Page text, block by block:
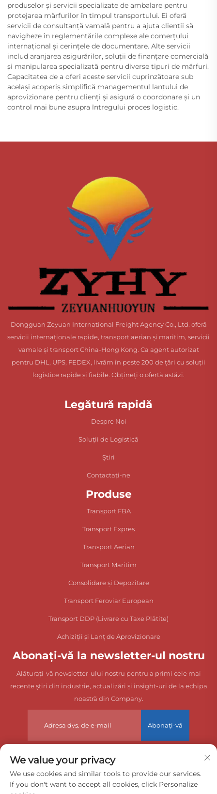
produselor și servicii specializate de ambalare pentru
protejarea mărfurilor în timpul transportului. Ei oferă
servicii de consultanță vamală pentru a ajuta clienții să
navigheze în reglementările complexe ale comerțului
internațional și cerințele de documentare. Alte servicii
includ aranjarea asigurărilor, soluții de finanțare comercială
și manipularea specializată pentru diverse tipuri de mărfuri.
Capacitatea de a oferi aceste servicii cuprinzătoare sub
același acoperiș simplifică managementul lanțului de
aprovizionare pentru clienți și asigură o coordonare și un
control mai bune asupra întregului proces logistic.
Dongguan Zeyuan International Freight Agency Co., Ltd. oferă
servicii internaționale rapide, transport aerian și maritim, servicii
vamale și transport China-Hong Kong. Ca agent autorizat
pentru DHL, UPS, FEDEX, livrăm în peste 200 de țări cu soluții
logistice rapide și fiabile. Obțineți o ofertă astăzi.
Legătură rapidă
Despre Noi
Soluții de Logistică
Știri
Contactați-ne
Produse
Transport FBA
Transport Expres
Transport Aerian
Transport Maritim
Consolidare și Depozitare
Transport Feroviar European
Transport DDP (Livrare cu Taxe Plătite)
Achiziții și Lanț de Aprovizionare
Abonați-vă la newsletter-ul nostru
Alăturați-vă newsletter-ului nostru pentru a primi cele mai
recente știri din industrie, actualizări și insight-uri de la echipa
noastră din Company.
Abonați-vă
Drepturi de autor © 2025 China Dongguan Zeyuan International
Freight Agency Co., Ltd. Toate drepturile rezervate.
We value your privacy
We use cookies and similar tools to provide our services.
If you don't want to accept all cookies, click Personalize